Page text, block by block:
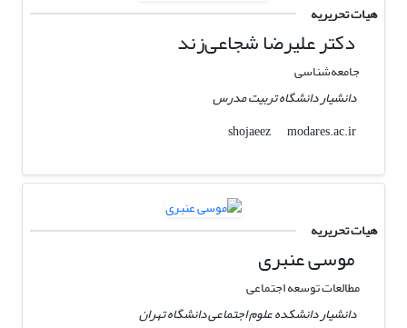
هیات تحریریه
دکتر علیرضا شجاعی‌زند
جامعه‌شناسی
دانشیار دانشگاه تربیت مدرس
shojaeez
modares.ac.ir
هیات تحریریه
موسی عنبری
مطالعات توسعه اجتماعی
دانشیار دانشکده علوم اجتماعی دانشگاه تهران